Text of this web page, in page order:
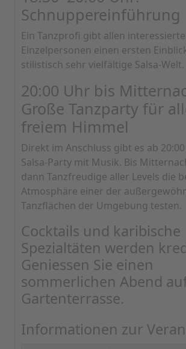
Schnuppereinführung
Ein Tanzprofi gibt allen
Einzelpersonen einen ersten
stilistisch sehr vielfältige Salsa-Welt.
20:00 Uhr bis
Große Tanzparty für
freiem Himmel
Direkt im Anschluss gibt es ab
Salsa-Party mit Musik. Bis
dann Tanzfreudige aller Levels die
Atmosphäre einer der
Tanzflächen der Umgebung testen.
Cocktails und karibische
Spezialtäten werden
Geniessen Sie einen
sommerlichen Abend
Gartenterrasse.
Informationen zur